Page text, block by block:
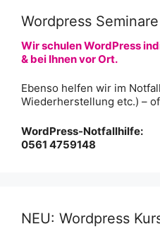
Wordpress
Wir schulen WordPress
& bei Ihnen vor Ort.
Ebenso helfen wir im
Wiederherstellung etc.) –
WordPress-Notfallhilfe:
0561 4759148
NEU: Wordpress